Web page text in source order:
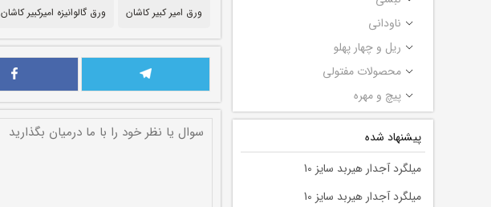
ناودانی
ریل و چهار پهلو
محصولات مفتولی
پیچ و مهره
پیشنهاد شده
میلگرد آجدار هیربد سایز 10
میلگرد آجدار هیربد سایز 10
ورق امیر کبیر کاشان ورق گالوانیزه امیرکبیر کاشان